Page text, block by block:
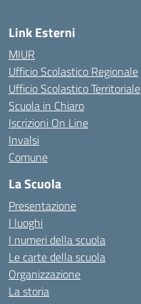
Link Esterni
MIUR
Ufficio Scolastico Regionale
Ufficio Scolastico Territoriale
Scuola in Chiaro
Iscrizioni On Line
Invalsi
Comune
La Scuola
Presentazione
I luoghi
I numeri della scuola
Le carte della scuola
Organizzazione
La storia